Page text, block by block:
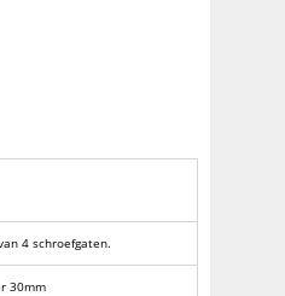
4 schroefgaten.
30mm